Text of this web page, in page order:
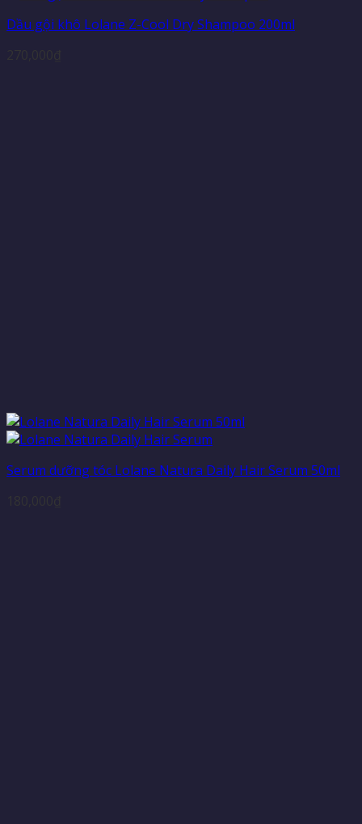
Dầu gội khô Lolane Z-Cool Dry Shampoo 200ml
Serum dưỡng tóc Lolane Natura Daily Hair Serum 50ml